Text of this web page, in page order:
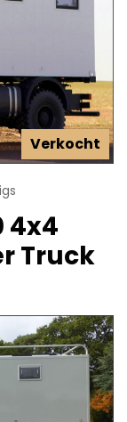
Verkocht
4x4
Truck